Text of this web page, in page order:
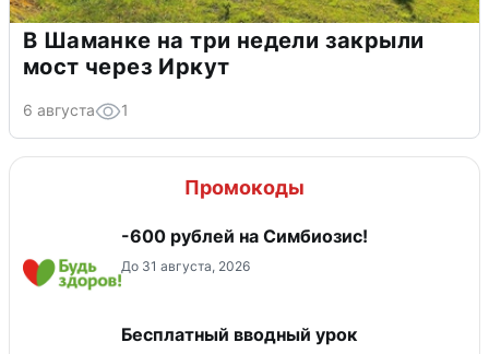
В Шаманке на три недели закрыли
мост через Иркут
6 августа 1
Промокоды
-600 рублей на Симбиозис!
До 31 августа, 2026
Бесплатный вводный урок